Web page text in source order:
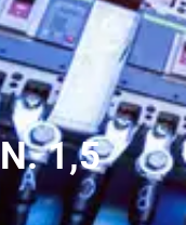
1,5